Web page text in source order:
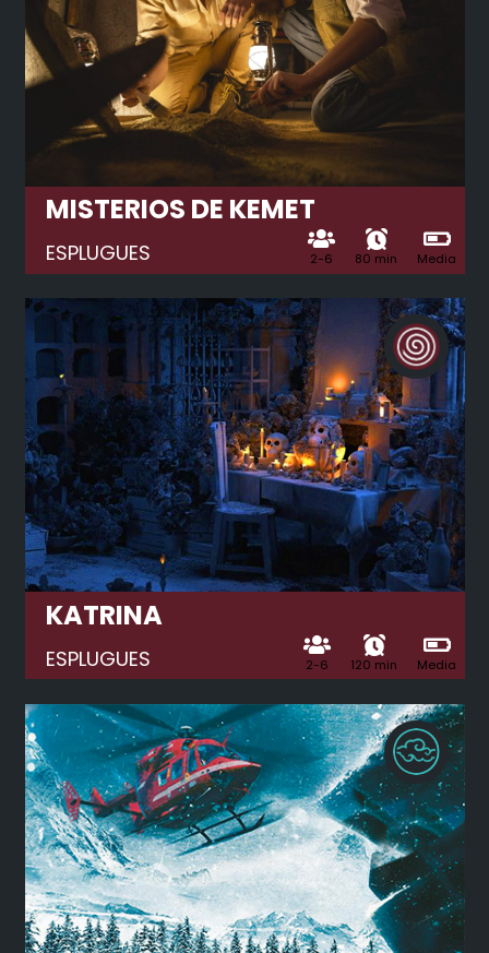
MISTERIOS DE KEMET
ESPLUGUES 2-6 80 min Media
KATRINA
ESPLUGUES 2-6 120 min Media